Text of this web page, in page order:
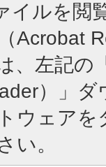
イルを閲
Acrobat
、左記の
）」
ウェア
い。